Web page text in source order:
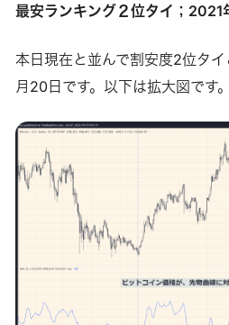
最安ランキング２位タイ；2021
本日現在と並んで割安度2位タ
月20日です。以下は拡大図です。